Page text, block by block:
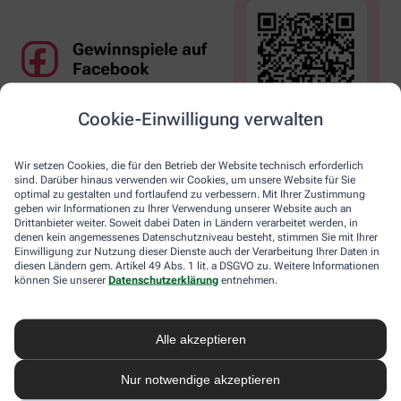
Cookie-Einwilligung verwalten
Wir setzen Cookies, die für den Betrieb der Website technisch erforderlich
sind. Darüber hinaus verwenden wir Cookies, um unsere Website für Sie
optimal zu gestalten und fortlaufend zu verbessern. Mit Ihrer Zustimmung
geben wir Informationen zu Ihrer Verwendung unserer Website auch an
Drittanbieter weiter. Soweit dabei Daten in Ländern verarbeitet werden, in
denen kein angemessenes Datenschutzniveau besteht, stimmen Sie mit Ihrer
Einwilligung zur Nutzung dieser Dienste auch der Verarbeitung Ihrer Daten in
diesen Ländern gem. Artikel 49 Abs. 1 lit. a DSGVO zu. Weitere Informationen
können Sie unserer Datenschutzerklärung entnehmen.
Alle akzeptieren
Nur notwendige akzeptieren